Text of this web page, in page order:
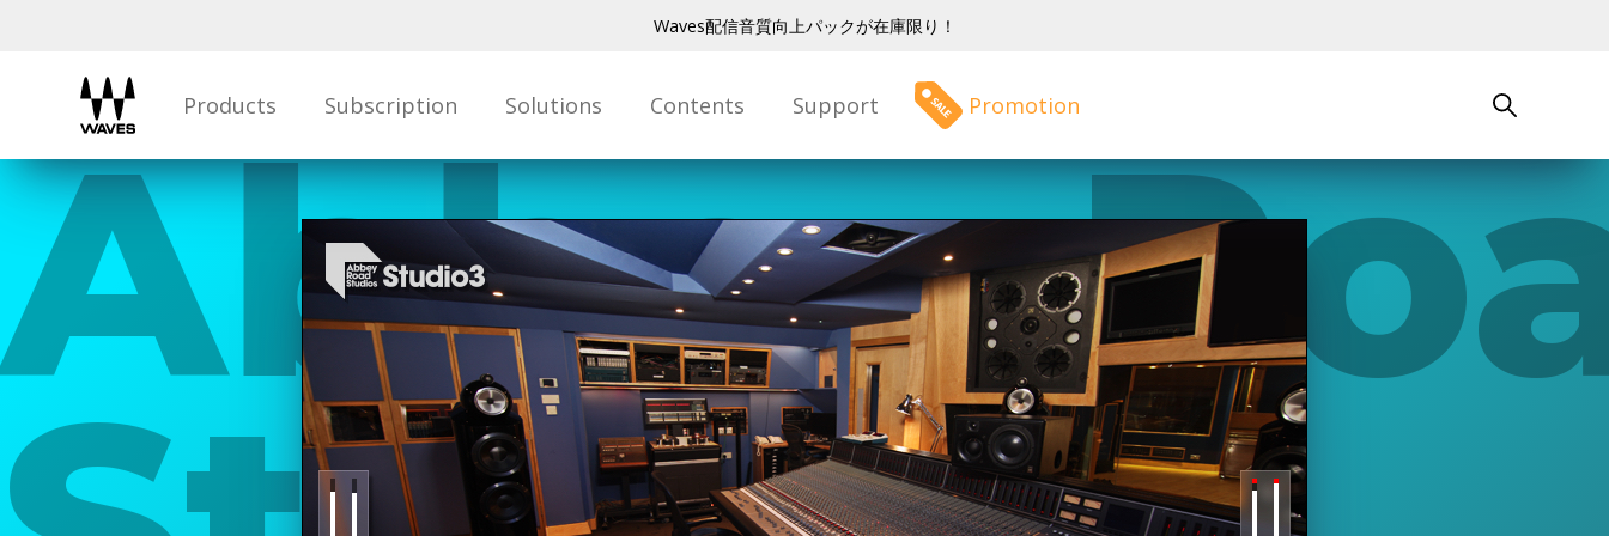
Waves配信音質向上パックが在庫限り！
Products Subscription Solutions Contents Support Promotion
Abbey